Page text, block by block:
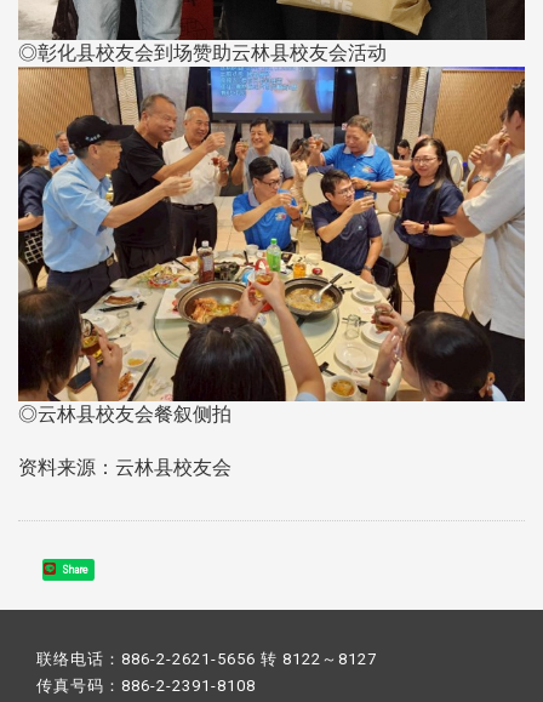
◎彰化县校友会到场赞助云林县校友会活动
◎云林县校友会餐叙侧拍
资料来源：云林县校友会
Share
联络电话：886-2-2621-5656 转 8122～8127
传真号码：886-2-2391-8108